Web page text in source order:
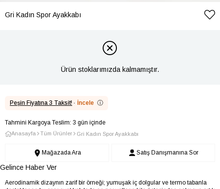
Gri Kadın Spor Ayakkabı
Ürün stoklarımızda kalmamıştır.
Peşin Fiyatına 3 Taksit! · İncele ⓘ
Tahmini Kargoya Teslim: 3 gün içinde
Anasayfa Tüm Ürünler Gri Kadın Spor Ayakkabı
Mağazada Ara Satış Danışmanına Sor
Gelince Haber Ver
Aerodinamik dizaynın zarif bir örneği; yumuşak iç dolgular ve termo tabanla